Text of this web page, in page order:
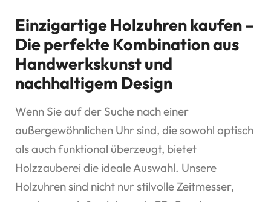
Einzigartige Holzuhren kaufen –
Die perfekte Kombination aus
Handwerkskunst und
nachhaltigem Design
Wenn Sie auf der Suche nach einer
außergewöhnlichen Uhr sind, die sowohl optisch
als auch funktional überzeugt, bietet
Holzzauberei die ideale Auswahl. Unsere
Holzuhren sind nicht nur stilvolle Zeitmesser,